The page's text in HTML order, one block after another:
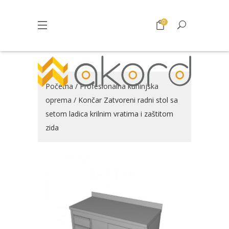
0
Početna /Profesionalna kuhinjska
oprema / Končar Zatvoreni radni stol sa
setom ladica krilnim vratima i zaštitom
zida